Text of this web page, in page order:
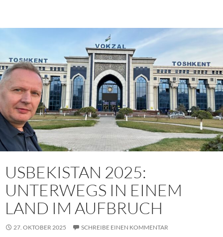
USBEKISTAN 2025:
UNTERWEGS IN EINEM
LAND IM AUFBRUCH
27. OKTOBER 2025 SCHREIBE EINEN KOMMENTAR